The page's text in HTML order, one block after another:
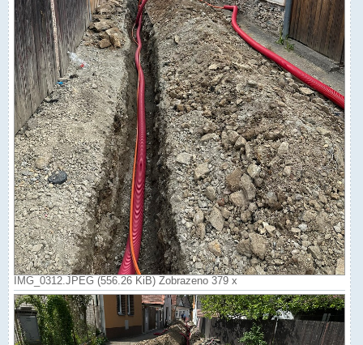
IMG_0312.JPEG (556.26 KiB) Zobrazeno 379 x